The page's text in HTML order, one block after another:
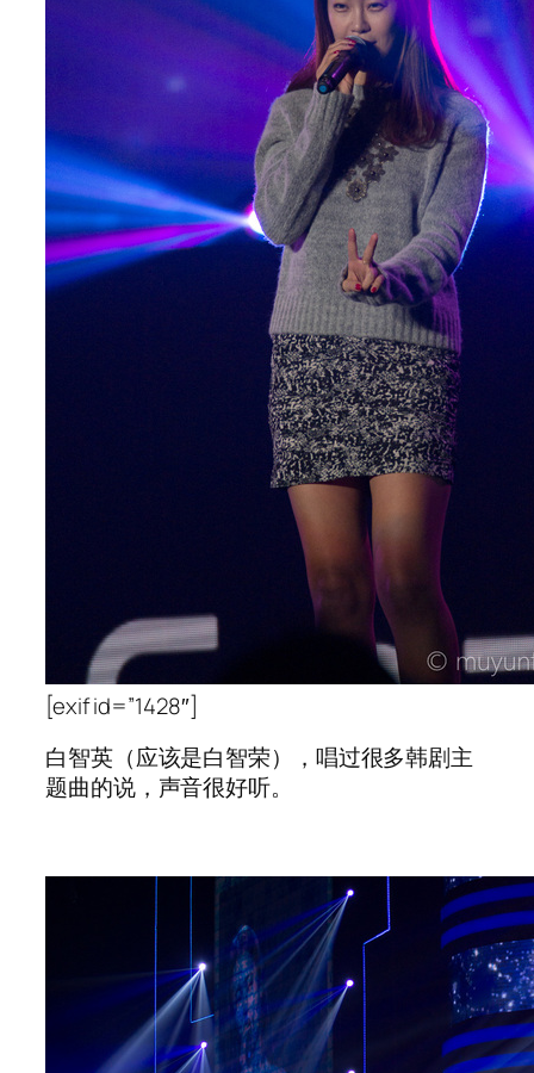
[exif id=”1428″]
白智英（应该是白智荣），唱过很多韩剧主
题曲的说，声音很好听。